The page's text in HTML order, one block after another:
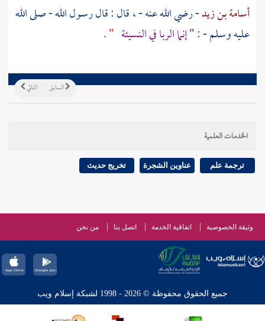
أسامة بن زيد- رضي الله عنه - ، قال : قال رسول الله - صلى الله
عليه وسلم - :" إنما الربا في النسيئة "
.
التالي السابق
الخدمات العلمية
ترجمة علم عناوين الشجرة تخريج حديث
وثيقة الخصوصية اتفاقية الخدمة اتصل بنا من نحن
جميع الحقوق محفوظة © 2026 - 1998 لشبكة إسلام ويب